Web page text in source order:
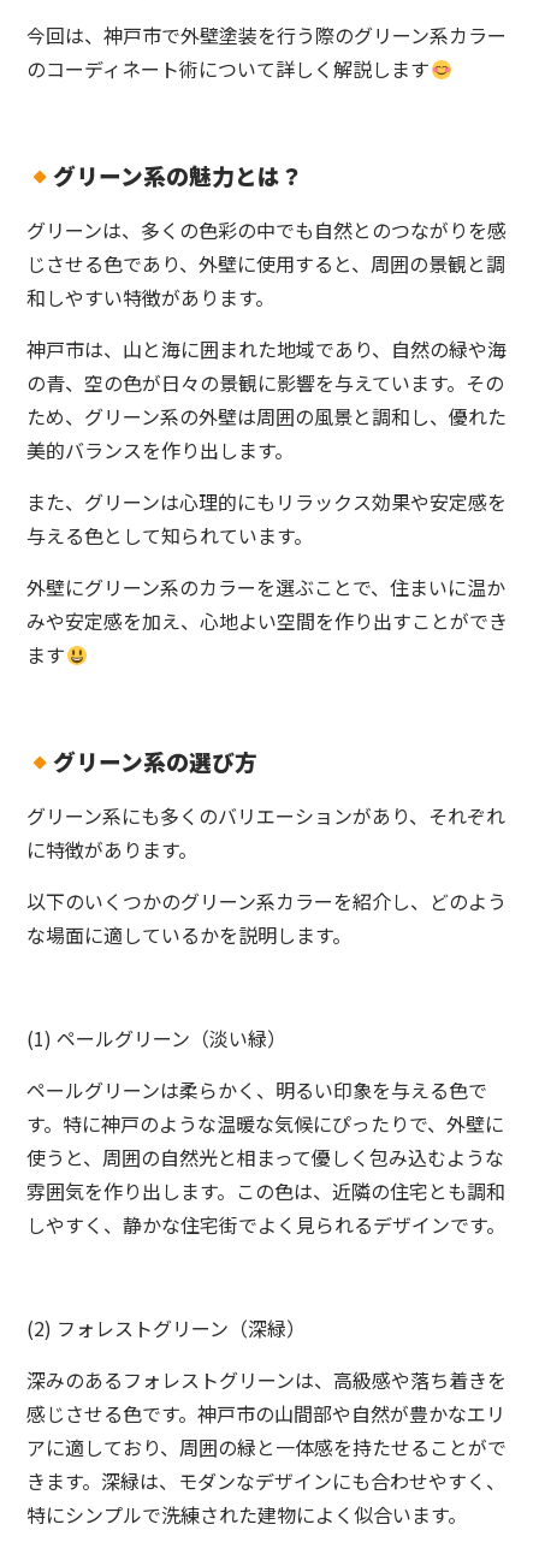
今回は、神戸市で外壁塗装を行う際のグリーン系カラー
のコーディネート術について詳しく解説します
グリーン系の魅力とは？
グリーンは、多くの色彩の中でも自然とのつながりを感
じさせる色であり、外壁に使用すると、周囲の景観と調
和しやすい特徴があります。
神戸市は、山と海に囲まれた地域であり、自然の緑や海
の青、空の色が日々の景観に影響を与えています。その
ため、グリーン系の外壁は周囲の風景と調和し、優れた
美的バランスを作り出します。
また、グリーンは心理的にもリラックス効果や安定感を
与える色として知られています。
外壁にグリーン系のカラーを選ぶことで、住まいに温か
みや安定感を加え、心地よい空間を作り出すことができ
ます
グリーン系の選び方
グリーン系にも多くのバリエーションがあり、それぞれ
に特徴があります。
以下のいくつかのグリーン系カラーを紹介し、どのよう
な場面に適しているかを説明します。
(1) ペールグリーン（淡い緑）
ペールグリーンは柔らかく、明るい印象を与える色で
す。特に神戸のような温暖な気候にぴったりで、外壁に
使うと、周囲の自然光と相まって優しく包み込むような
雰囲気を作り出します。この色は、近隣の住宅とも調和
しやすく、静かな住宅街でよく見られるデザインです。
(2) フォレストグリーン（深緑）
深みのあるフォレストグリーンは、高級感や落ち着きを
感じさせる色です。神戸市の山間部や自然が豊かなエリ
アに適しており、周囲の緑と一体感を持たせることがで
きます。深緑は、モダンなデザインにも合わせやすく、
特にシンプルで洗練された建物によく似合います。